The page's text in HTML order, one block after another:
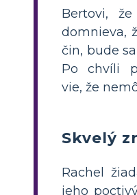
Bertovi,
domnieva,
čin, bude
Po chvíli
vie, že
Skvelý
Rachel
jeho